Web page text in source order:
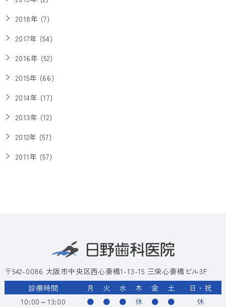
2018年 (7)
2017年 (54)
2016年 (52)
2015年 (66)
2014年 (17)
2013年 (12)
2012年 (57)
2011年 (57)
〒542-0086 大阪市中央区西心斎橋1-13-15 三栄心斎橋ビル3F
診療時間
月 火 水 木 金 土
日・祝
10:00～13:00
● ● ● 休 ● ●
休